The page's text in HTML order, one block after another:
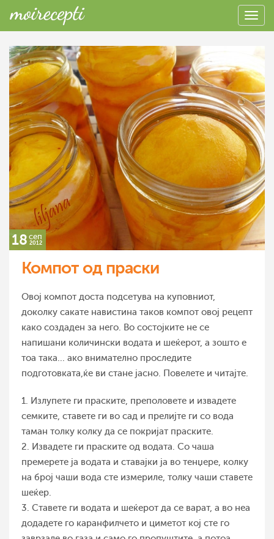
18 сеп
2012
Компот од праски
Овој компот доста подсетува на куповниот,
доколку сакате навистина таков компот овој рецепт
како создаден за него. Во состојките не се
напишани количински водата и шеќерот, а зошто е
тоа така... ако внимателно проследите
подготовката,ќе ви стане јасно. Повелете и читајте.
1. Излупете ги праските, преполовете и извадете
семките, ставете ги во сад и прелијте ги со вода
таман толку колку да се покријат праските.
2. Извадете ги праските од водата. Со чаша
премерете ја водата и ставајки ја во тенџере, колку
на број чаши вода сте измериле, толку чаши ставете
шеќер.
3. Ставете ги водата и шеќерот да се варат, а во неа
додадете го каранфилчето и циметот кој сте го